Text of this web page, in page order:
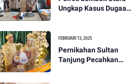
Ungkap Kasus Dugaan
Gantung Diri
FEBRUARI 13, 2025
Pernikahan Sultan
Tanjung Pecahkan